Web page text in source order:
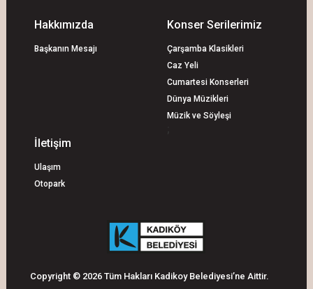
Hakkımızda
Başkanın Mesajı
Konser Serilerimiz
Çarşamba Klasikleri
Caz Yeli
Cumartesi Konserleri
Dünya Müzikleri
Müzik ve Söyleşi
İletişim
Ulaşım
Otopark
Copyright © 2026 Tüm Hakları Kadikoy Belediyesi’ne Aittir.